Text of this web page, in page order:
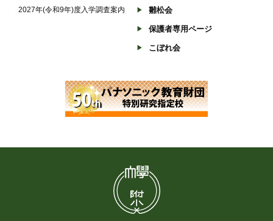
2027年(令和9年)度入学調査案内
雛松会
保護者専用ページ
こぼれ会